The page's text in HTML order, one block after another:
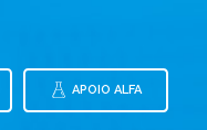
APOIO ALFA